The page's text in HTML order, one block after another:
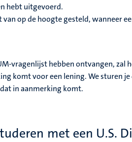
hebt uitgevoerd.
op de hoogte gesteld, wanneer
vragenlijst hebben ontvangen, zal
komt voor een lening. We sturen
in aanmerking komt.
met een U.S.